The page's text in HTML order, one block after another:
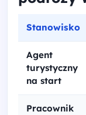
Stanowisko
Agent
turystyczny
na start
Pracownik